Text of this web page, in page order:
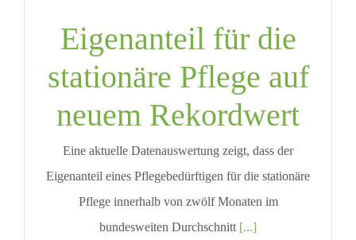
Eigenanteil für die
stationäre Pflege auf
neuem Rekordwert
Eine aktuelle Datenauswertung zeigt, dass der
Eigenanteil eines Pflegebedürftigen für die stationäre
Pflege innerhalb von zwölf Monaten im
bundesweiten Durchschnitt [...]